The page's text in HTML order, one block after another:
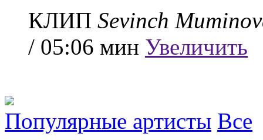
КЛИП Sevinch
/ 05:06 мин Увеличить
Популярные артисты Все